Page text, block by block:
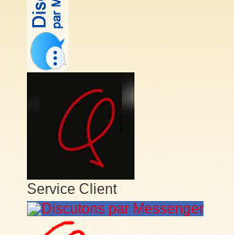
Service Client
Discutons par Messenger